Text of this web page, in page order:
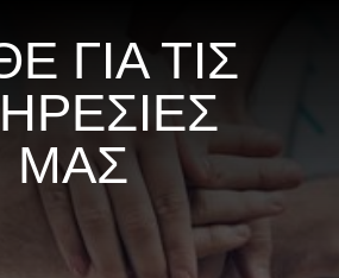
ΓΙΑ ΤΙΣ
ΜΑΣ